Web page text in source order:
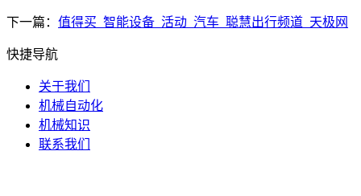
下一篇： 值得买_智能设备_活动_汽车_聪慧出行频道_天极网
快捷导航
关于我们
机械自动化
机械知识
联系我们